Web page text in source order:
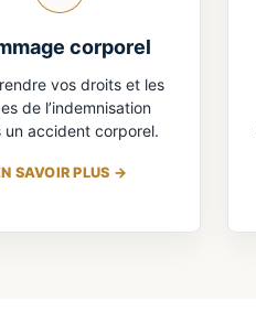
corporel
vos droits et les
de l’indemnisation
un accident corporel.
SAVOIR PLUS